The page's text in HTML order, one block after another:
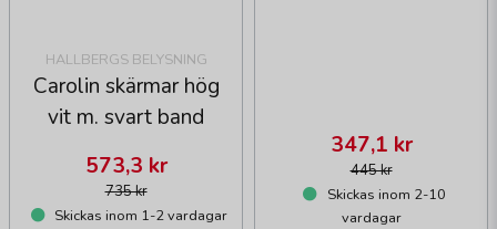
HALLBERGS BELYSNING
Carolin skärmar hög
vit m. svart band
735 kr
573,3 kr
Skickas inom 1-2 vardagar
445 kr
347,1 kr
Skickas inom 2-10
vardagar